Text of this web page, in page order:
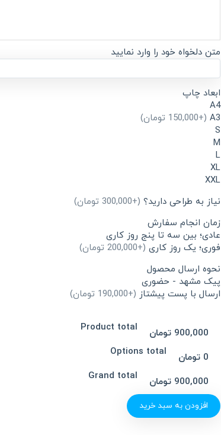
متن دلخواه خود را وارد نمایید
ابعاد چاپ
A4
A3 (+150,000 تومان)
S
M
L
XL
XXL
نیاز به طراحی دارید؟ (+300,000 تومان)
زمان انجام سفارش
عادی؛ بین سه تا پنج روز کاری
فوری؛ یک روز کاری (+200,000 تومان)
نحوه ارسال محصول
پیک مشهد - حضوری
ارسال با پست پیشتاز (+190,000 تومان)
Product total
900,000 تومان
Options total
0 تومان
Grand total
900,000 تومان
افزودن به سبد خرید